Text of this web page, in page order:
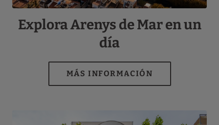
Explora Arenys de Mar en un
día